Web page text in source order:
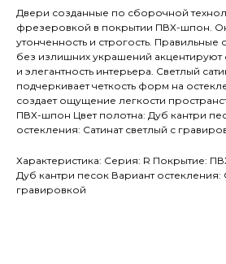
Двери созданные по сборочной
фрезеровкой в покрытии ПВХ-шпон.
утонченность и строгость.
без излишних украшений
и элегантность интерьера. Светлый
подчеркивает четкость форм на
создает ощущение легкости
ПВХ-шпон Цвет полотна: Дуб кантри
остекления: Сатинат светлый с
Характеристика: Серия: R Покрытие:
Дуб кантри песок Вариант остекления:
гравировкой